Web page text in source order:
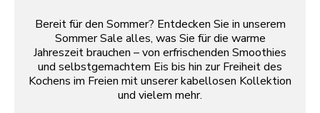
Bereit für den Sommer? Entdecken Sie in unserem
Sommer Sale alles, was Sie für die warme
Jahreszeit brauchen – von erfrischenden Smoothies
und selbstgemachtem Eis bis hin zur Freiheit des
Kochens im Freien mit unserer kabellosen Kollektion
und vielem mehr.